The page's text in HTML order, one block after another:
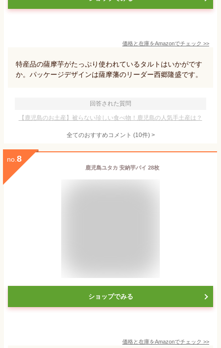
価格と在庫をAmazonでチェック >>
特産品の薩摩芋がたっぷり使われているタルトはいかがです
か。パッケージデザインは薩摩藩のリーダー西郷隆盛です。
回答された質問
【鹿児島のお土産】被らない珍しい食べ物！鹿児島の人気手土産は？
全てのおすすめコメント (10件) >
no. 8
鹿児島ユタカ 安納芋パイ 28枚
ショップでみる
価格と在庫をAmazonでチェック >>